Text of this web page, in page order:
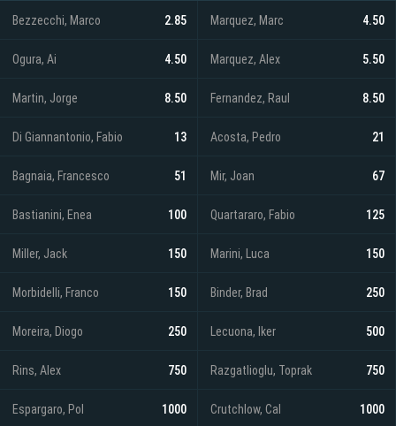
Bezzecchi, Marco 2.85 Marquez, Marc 4.50
Ogura, Ai 4.50 Marquez, Alex 5.50
Martin, Jorge 8.50 Fernandez, Raul 8.50
Di Giannantonio, Fabio 13 Acosta, Pedro 21
Bagnaia, Francesco 51 Mir, Joan 67
Bastianini, Enea 100 Quartararo, Fabio 125
Miller, Jack 150 Marini, Luca 150
Morbidelli, Franco 150 Binder, Brad 250
Moreira, Diogo 250 Lecuona, Iker 500
Rins, Alex 750 Razgatlioglu, Toprak 750
Espargaro, Pol 1000 Crutchlow, Cal 1000